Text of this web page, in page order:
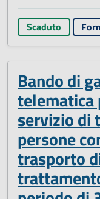
Scaduto
Bando di
servizio di
persone
trasporto